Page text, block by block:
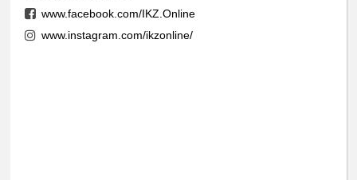
www.facebook.com/IKZ.Online
www.instagram.com/ikzonline/